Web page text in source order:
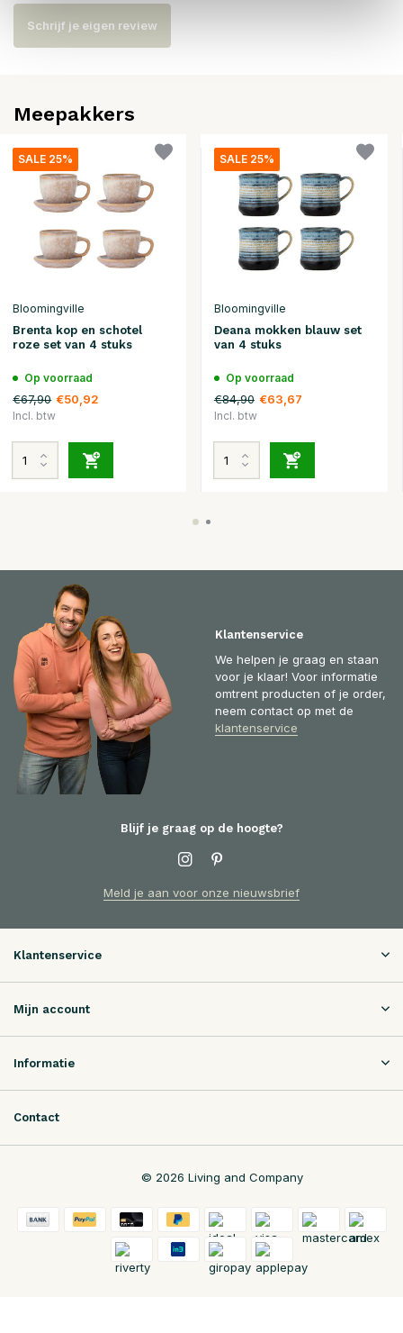
Schrijf je eigen review
Meepakkers
SALE 25%
Bloomingville
Brenta kop en schotel
roze set van 4 stuks
Op voorraad
€67,90 €50,92
Incl. btw
SALE 25%
Bloomingville
Deana mokken blauw set
van 4 stuks
Op voorraad
€84,90 €63,67
Incl. btw
Klantenservice
We helpen je graag en staan
voor je klaar! Voor informatie
omtrent producten of je order,
neem contact op met de
klantenservice
Blijf je graag op de hoogte?
Meld je aan voor onze nieuwsbrief
Klantenservice
Mijn account
Informatie
Contact
© 2026 Living and Company